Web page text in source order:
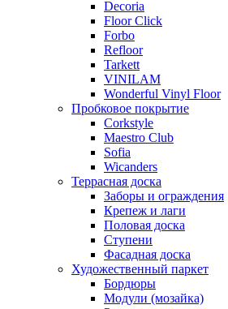
Decoria
Floor Click
Forbo
Refloor
Tarkett
VINILAM
Wonderful Vinyl Floor
Пробковое покрытие
Corkstyle
Maestro Club
Sofia
Wicanders
Террасная доска
Заборы и ограждения
Крепеж и лаги
Половая доска
Ступени
Фасадная доска
Художественный паркет
Бордюры
Модули (мозайка)